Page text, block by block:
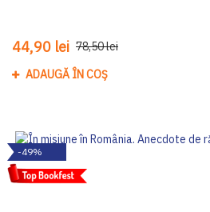
44,90 lei 78,50 lei
ADAUGĂ ÎN COȘ
-49%